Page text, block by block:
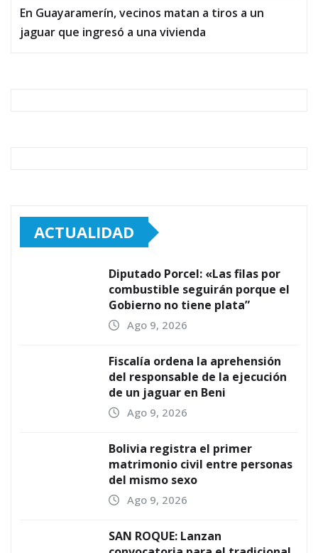
En Guayaramerín, vecinos matan a tiros a un
jaguar que ingresó a una vivienda
ACTUALIDAD
Diputado Porcel: «Las filas por
combustible seguirán porque el
Gobierno no tiene plata”
Ago 9, 2026
Fiscalía ordena la aprehensión
del responsable de la ejecución
de un jaguar en Beni
Ago 9, 2026
Bolivia registra el primer
matrimonio civil entre personas
del mismo sexo
Ago 9, 2026
SAN ROQUE: Lanzan